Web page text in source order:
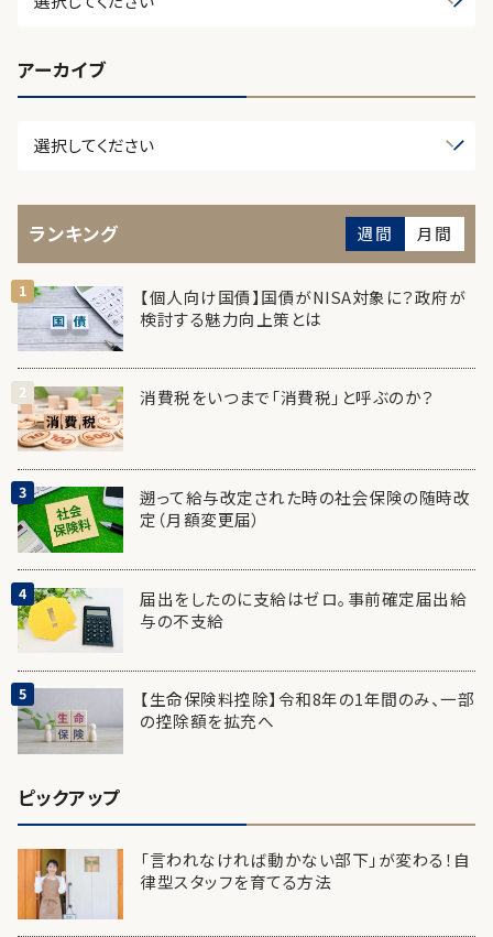
アーカイブ
ランキング 週間 月間
【個人向け国債】国債がNISA対象に？政府が
検討する魅力向上策とは
消費税をいつまで「消費税」と呼ぶのか？
遡って給与改定された時の社会保険の随時改
定（月額変更届）
届出をしたのに支給はゼロ。事前確定届出給
与の不支給
【生命保険料控除】令和8年の1年間のみ、一部
の控除額を拡充へ
ピックアップ
「言われなければ動かない部下」が変わる！自
律型スタッフを育てる方法